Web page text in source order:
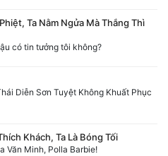
Ta Nằm Ngửa Mà Thắng Thì
có tin tưởng tôi không?
Diễn Sơn Tuyệt Không Khuất Phục
Khách, Ta Là Bóng Tối
Văn Minh, Polla Barbie!